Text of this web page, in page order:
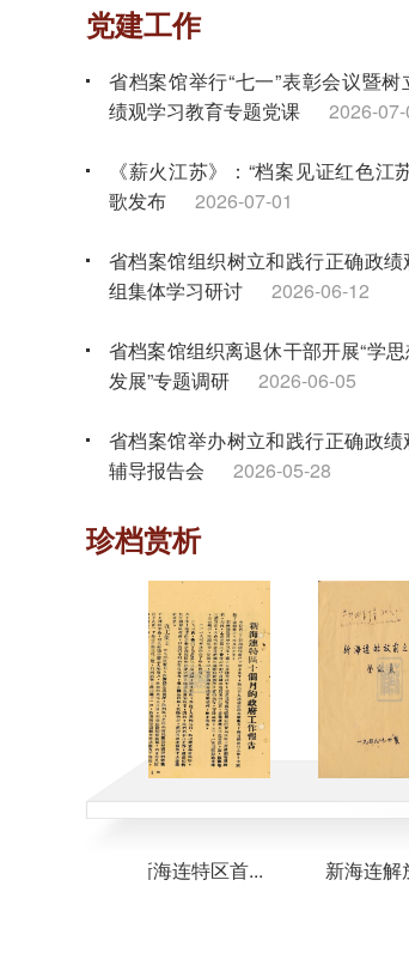
党建工作
省档案馆举行“七一”表彰会议暨
绩观学习教育专题党课
2026-
《薪火江苏》：“档案见证红色江
歌发布
2026-07-01
省档案馆组织树立和践行正确政
组集体学习研讨
2026-06-12
省档案馆组织离退休干部开展“学
发展”专题调研
2026-06-05
省档案馆举办树立和践行正确政
辅导报告会
2026-05-28
省档案馆组织离退休干部党员开展“
银发谱新篇”主题党日活动
省档案馆组织树立和践行正确政
读书班暨理论学习中心组
2026-04-02
珍档赏析
新海连特区首... 新海连解放